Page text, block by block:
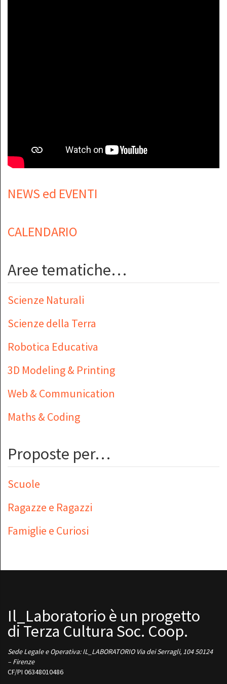
NEWS ed EVENTI
CALENDARIO
Aree tematiche…
Scienze Naturali
Scienze della Terra
Robotica Educativa
3D Modeling & Printing
Web & Communication
Maths & Coding
Proposte per…
Scuole
Ragazze e Ragazzi
Famiglie e Curiosi
Il_Laboratorio è un progetto
di Terza Cultura Soc. Coop.
Sede Legale e Operativa: IL_LABORATORIO Via dei Serragli, 104 50124
– Firenze
CF/PI 06348010486